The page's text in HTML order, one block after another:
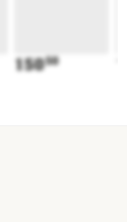
15050